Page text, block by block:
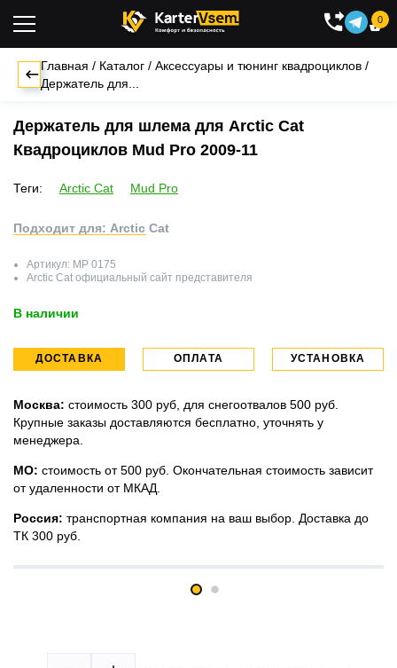

0
Главная / Каталог / Аксессуары и тюнинг квадроциклов /
Держатель для...
Держатель для шлема для Arctic Cat
Квадроциклов Mud Pro 2009-11
Теги: Arctic Cat Mud Pro
Подходит для: Arctic Cat
Артикул: MP 0175
Arctic Cat официальный сайт представителя
В наличии
ДОСТАВКА ОПЛАТА УСТАНОВКА
Москва: стоимость 300 руб, для снегоотвалов 500 руб.
Крупные заказы доставляются бесплатно, уточнять у
менеджера.
МО: стоимость от 500 руб. Окончательная стоимость зависит
от удаленности от МКАД.
Россия: транспортная компания на ваш выбор. Доставка до
ТК 300 руб.
Принимаем все виды оплаты в том числе переводы и СПБ.
У нас 2 установочных центра:г. Москва, ул. Привольная д 2,
скидка 25%